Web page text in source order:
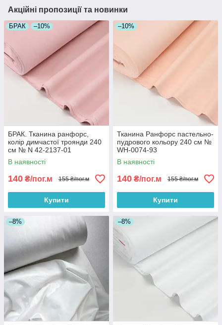
Акційні пропозиції та новинки
БРАК –10%
БРАК. Тканина ранфорс,
колір димчастої троянди 240
см № N 42-2137-01
В наявності
140 ₴/пог.м 155 ₴/пог.м
Купити
–10%
Тканина Ранфорс пастельно-
пудрового кольору 240 см №
WH-0074-93
В наявності
140 ₴/пог.м 155 ₴/пог.м
Купити
–8% –8%